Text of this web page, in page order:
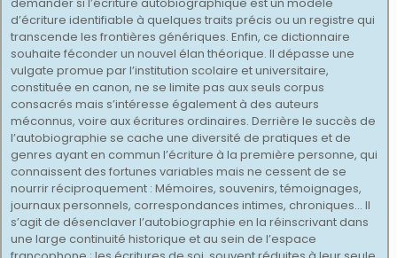
d’écriture identifiable à quelques traits précis ou un registre qui
transcende les frontières génériques. Enfin, ce dictionnaire
souhaite féconder un nouvel élan théorique. Il dépasse une
vulgate promue par l’institution scolaire et universitaire,
constituée en canon, ne se limite pas aux seuls corpus
consacrés mais s’intéresse également à des auteurs
méconnus, voire aux écritures ordinaires. Derrière le succès de
l’autobiographie se cache une diversité de pratiques et de
genres ayant en commun l’écriture à la première personne, qui
connaissent des fortunes variables mais ne cessent de se
nourrir réciproquement : Mémoires, souvenirs, témoignages,
journaux personnels, correspondances intimes, chroniques… Il
s’agit de désenclaver l’autobiographie en la réinscrivant dans
une large continuité historique et au sein de l’espace